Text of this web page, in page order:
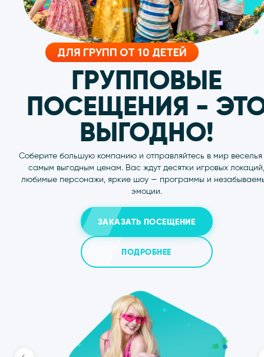
ДЕТСКИЙ ДЕНЬ РОЖДЕНИЯ В КЛАСС!
В нашей команде профессиональные
праздников. Десятки шоу — программ, героев и
интерактивных игр с детьми. Мы сделаем
классным!
ЗАКАЗАТЬ ПРАЗДНИК
ПОДРОБНЕЕ